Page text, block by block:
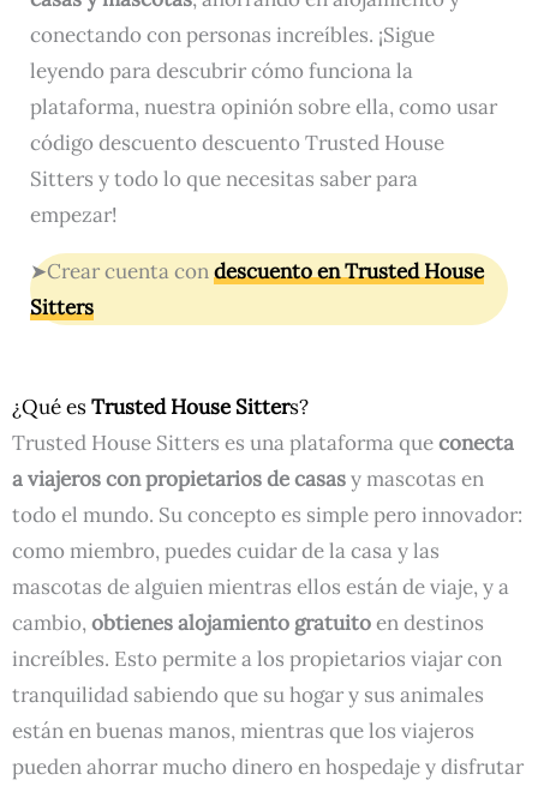
conectando con personas increíbles. ¡Sigue
leyendo para descubrir cómo funciona la
plataforma, nuestra opinión sobre ella, como usar
código descuento descuento Trusted House
Sitters y todo lo que necesitas saber para
empezar!
➤Crear cuenta condescuento en Trusted House
Sitters
¿Qué esTrusted House Sitters?
Trusted House Sitters es una plataforma queconecta
a viajeros con propietarios de casasy mascotas en
todo el mundo. Su concepto es simple pero innovador:
como miembro, puedes cuidar de la casa y las
mascotas de alguien mientras ellos están de viaje, y a
cambio,obtienes alojamiento gratuitoen destinos
increíbles. Esto permite a los propietarios viajar con
tranquilidad sabiendo que su hogar y sus animales
están en buenas manos, mientras que los viajeros
pueden ahorrar mucho dinero en hospedaje y disfrutar